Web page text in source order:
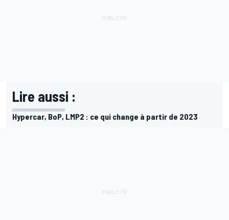
Lire aussi :
Hypercar, BoP, LMP2 : ce qui change à partir de 2023